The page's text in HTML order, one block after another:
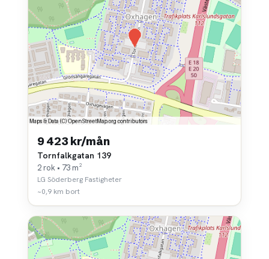
9 423 kr/mån
Tornfalkgatan 139
2 rok • 73 m²
LG Söderberg Fastigheter
~0,9 km bort